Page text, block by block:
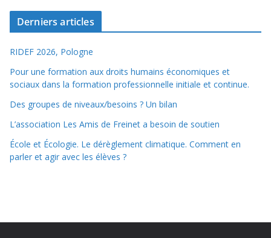
Derniers articles
RIDEF 2026, Pologne
Pour une formation aux droits humains économiques et
sociaux dans la formation professionnelle initiale et continue.
Des groupes de niveaux/besoins ? Un bilan
L’association Les Amis de Freinet a besoin de soutien
École et Écologie. Le dérèglement climatique. Comment en
parler et agir avec les élèves ?